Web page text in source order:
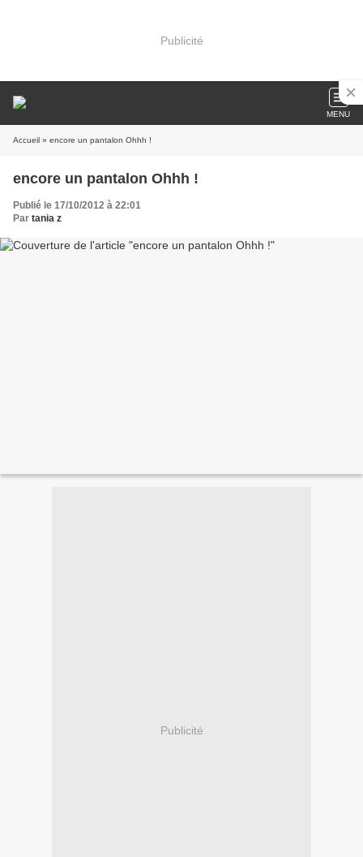
Publicité
MENU
Accueil » encore un pantalon Ohhh !
encore un pantalon Ohhh !
Publié le 17/10/2012 à 22:01
Par tania z
Publicité